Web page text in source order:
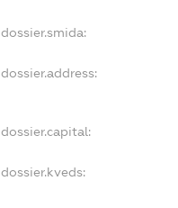
dossier.smida:
dossier.address:
dossier.capital:
dossier.kveds: